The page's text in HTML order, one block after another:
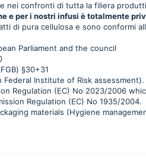
nei confronti di tutta la filiera
e per i nostri infusi è totalmente
di pura cellulosa e sono conformi
Parliament and the council
§30+31
Federal Institute of Risk assessment).
Regulation (EC) No 2023/2006
Regulation (EC) No 1935/2004.
materials (Hygiene